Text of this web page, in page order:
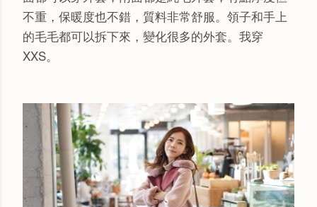
不重， 保暖度也不錯，質料非常舒服。領子和手上
的毛毛都可以拆下來，變化很多的外套。 我穿
XXS。